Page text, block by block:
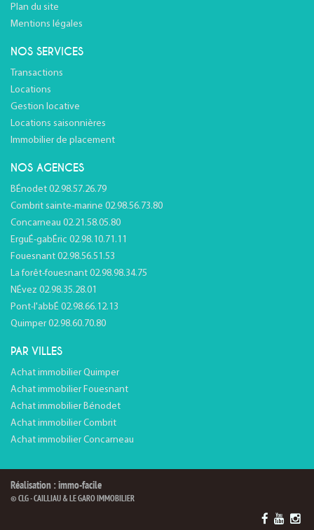
Plan du site
Mentions légales
NOS SERVICES
Transactions
Locations
Gestion locative
Locations saisonnières
Immobilier de placement
NOS AGENCES
BÉnodet 02.98.57.26.79
Combrit sainte-marine 02.98.56.73.80
Concarneau 02.21.58.05.80
ErguÉ-gabÉric 02.98.10.71.11
Fouesnant 02.98.56.51.53
La forêt-fouesnant 02.98.98.34.75
NÉvez 02.98.35.28.01
Pont-l'abbÉ 02.98.66.12.13
Quimper 02.98.60.70.80
PAR VILLES
Achat immobilier Quimper
Achat immobilier Fouesnant
Achat immobilier Bénodet
Achat immobilier Combrit
Achat immobilier Concarneau
Réalisation : immo-facile
© CLG - CAILLIAU & LE GARO IMMOBILIER